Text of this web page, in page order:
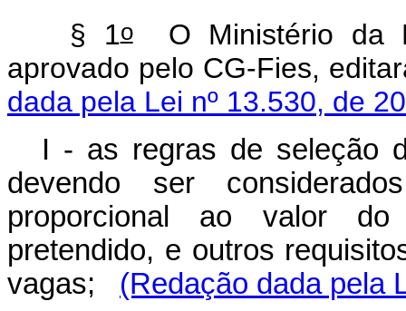
§ 1oO Ministério da
aprovado pelo CG-Fies,
dada pela Lei nº 13.530, de
I - as regras de seleção
devendo ser
proporcional ao valor
pretendido, e outros
vagas; (Redação dada pela